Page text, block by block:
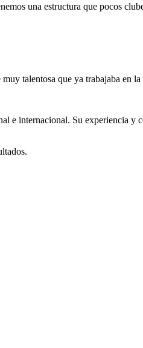
una estructura que pocos
talentosa que ya trabajaba en
e internacional. Su experiencia y